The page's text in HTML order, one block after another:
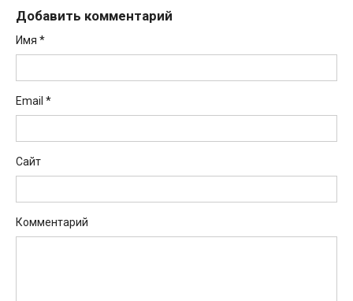
Добавить комментарий
Имя *
Email *
Сайт
Комментарий